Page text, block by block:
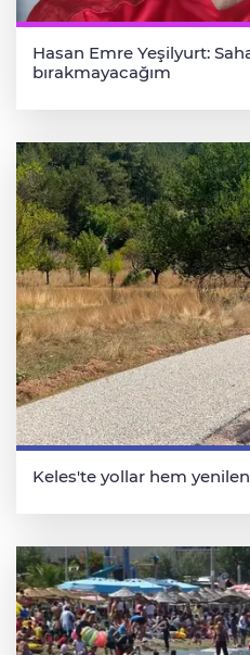
Hasan Emre Yeşilyurt:
bırakmayacağım
Keles'te yollar hem